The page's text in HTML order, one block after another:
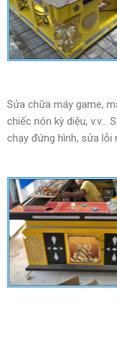
Sửa chữa máy game,
chiếc nón kỳ diệu, v.v…
chạy đứng hình, sửa lỗi